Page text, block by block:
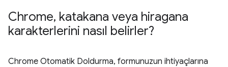
Chrome, katakana veya hiragana
karakterlerini nasıl belirler?
Chrome Otomatik Doldurma, formunuzun ihtiyaçlarına